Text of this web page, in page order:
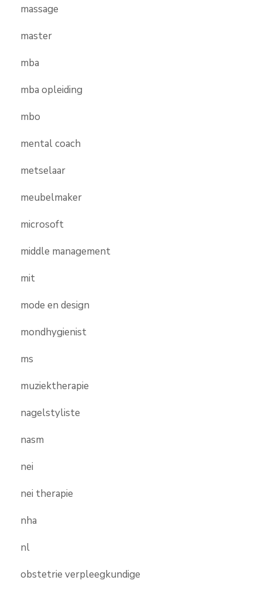
massage
master
mba
mba opleiding
mbo
mental coach
metselaar
meubelmaker
microsoft
middle management
mit
mode en design
mondhygienist
ms
muziektherapie
nagelstyliste
nasm
nei
nei therapie
nha
nl
obstetrie verpleegkundige